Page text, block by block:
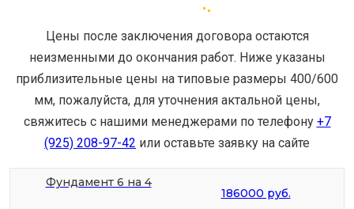
Цены после заключения договора остаются
неизменными до окончания работ. Ниже указаны
приблизительные цены на типовые размеры 400/600
мм, пожалуйста, для уточнения актальной цены,
свяжитесь с нашими менеджерами по телефону +7
(925) 208-97-42 или оставьте заявку на сайте
Фундамент 6 на 4
186000 руб.